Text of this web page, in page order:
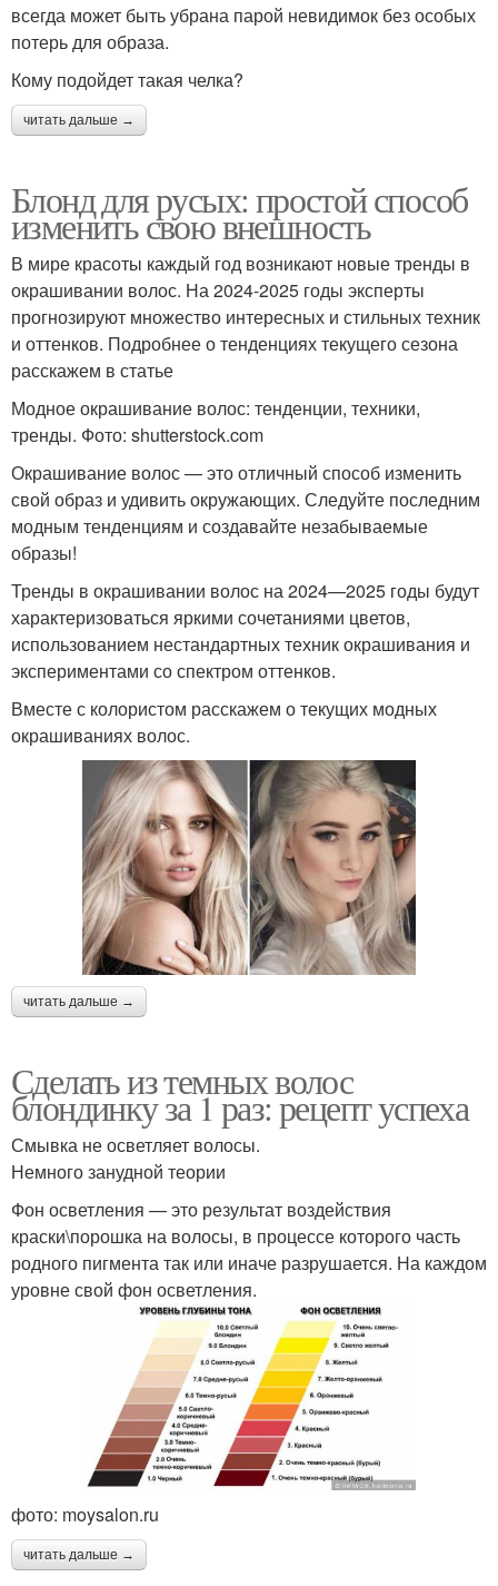
всегда может быть убрана парой невидимок без особых
потерь для образа.
Кому подойдет такая челка?
читать дальше →
Блонд для русых: простой способ
изменить свою внешность
В мире красоты каждый год возникают новые тренды в
окрашивании волос. На 2024-2025 годы эксперты
прогнозируют множество интересных и стильных техник
и оттенков. Подробнее о тенденциях текущего сезона
расскажем в статье
Модное окрашивание волос: тенденции, техники,
тренды. Фото: shutterstock.com
Окрашивание волос — это отличный способ изменить
свой образ и удивить окружающих. Следуйте последним
модным тенденциям и создавайте незабываемые
образы!
Тренды в окрашивании волос на 2024—2025 годы будут
характеризоваться яркими сочетаниями цветов,
использованием нестандартных техник окрашивания и
экспериментами со спектром оттенков.
Вместе с колористом расскажем о текущих модных
окрашиваниях волос.
читать дальше →
Сделать из темных волос
блондинку за 1 раз: рецепт успеха
Смывка не осветляет волосы.
Немного занудной теории
Фон осветления — это результат воздействия
краски\порошка на волосы, в процессе которого часть
родного пигмента так или иначе разрушается. На каждом
уровне свой фон осветления.
фото: moysalon.ru
читать дальше →